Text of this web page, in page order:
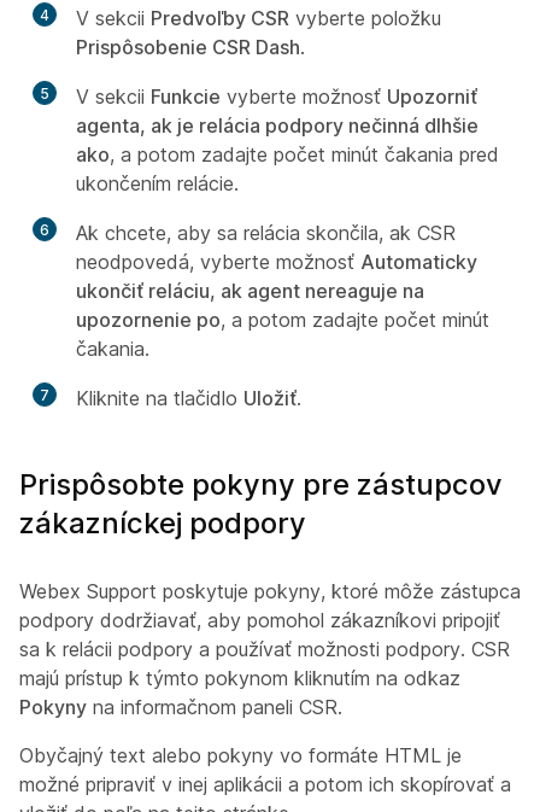
4 V sekcii Predvoľby CSR vyberte položku
Prispôsobenie CSR Dash.
5 V sekcii Funkcie vyberte možnosť Upozorniť
agenta, ak je relácia podpory nečinná dlhšie
ako, a potom zadajte počet minút čakania pred
ukončením relácie.
6
Ak chcete, aby sa relácia skončila, ak CSR
neodpovedá, vyberte možnosť Automaticky
ukončiť reláciu, ak agent nereaguje na
upozornenie po, a potom zadajte počet minút
čakania.
7 Kliknite na tlačidlo Uložiť.
Prispôsobte pokyny pre zástupcov
zákazníckej podpory
Webex Support poskytuje pokyny, ktoré môže zástupca
podpory dodržiavať, aby pomohol zákazníkovi pripojiť
sa k relácii podpory a používať možnosti podpory. CSR
majú prístup k týmto pokynom kliknutím na odkaz
Pokyny na informačnom paneli CSR.
Obyčajný text alebo pokyny vo formáte HTML je
možné pripraviť v inej aplikácii a potom ich skopírovať a